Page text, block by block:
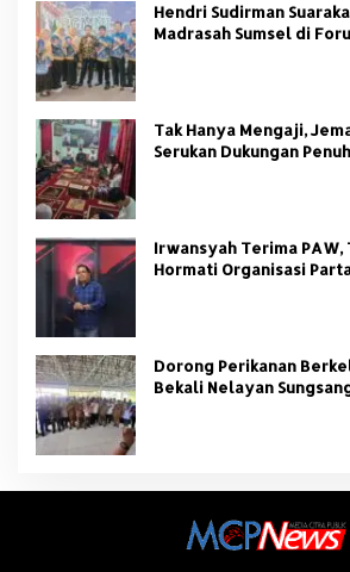
Hendri Sudirman
Madrasah Sumsel di
Tak Hanya Mengaji,
Serukan Dukungan
Irwansyah Terima PAW,
Hormati Organisasi
Dorong Perikanan
Bekali Nelayan